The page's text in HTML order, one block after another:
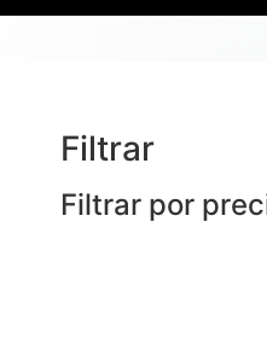
Filtrar
Filtrar por